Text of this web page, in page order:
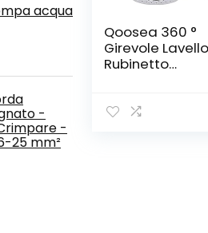
acqua
-
-
25 mm²
Qoosea 360 °
Girevole Lavello
Rubinetto
Aeratore